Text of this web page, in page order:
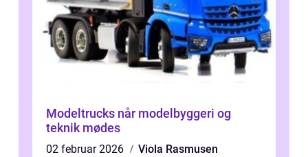
Modeltrucks når modelbyggeri og
teknik mødes
02 februar 2026
Viola Rasmusen